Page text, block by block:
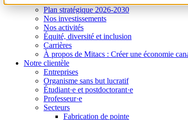
Plan stratégique 2026-2030
Nos investissements
Nos activités
Équité, diversité et inclusion
Carrières
À propos de Mitacs : Créer une économie
Notre clientèle
Entreprises
Organisme sans but lucratif
Étudiant·e et postdoctorant·e
Professeur·e
Secteurs
Fabrication de pointe